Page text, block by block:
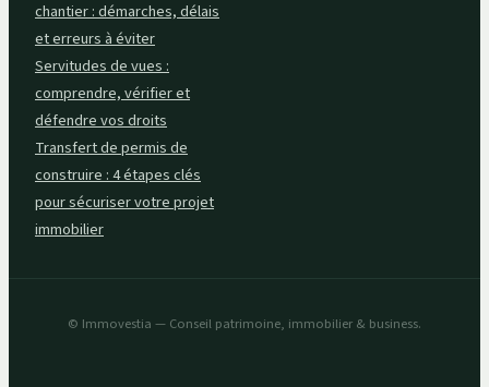
chantier : démarches, délais
et erreurs à éviter
Servitudes de vues :
comprendre, vérifier et
défendre vos droits
Transfert de permis de
construire : 4 étapes clés
pour sécuriser votre projet
immobilier
© Immovestia — Conseil patrimoine, immobilier & business.